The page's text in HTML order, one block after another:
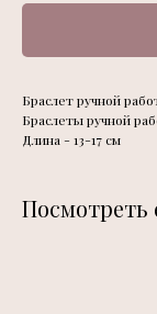
Браслет ручной
Браслеты ручной
Длина - 13-17 см
Посмотреть